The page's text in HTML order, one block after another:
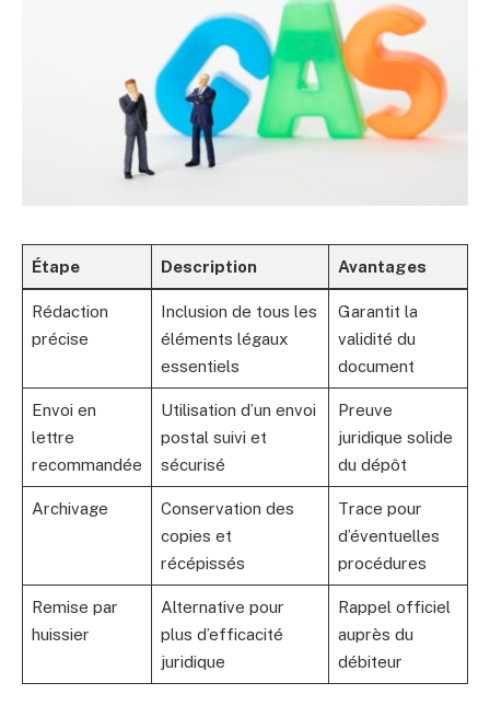
Étape Description Avantages
Rédaction
précise
Inclusion de tous les
éléments légaux
essentiels
Garantit la
validité du
document
Envoi en
lettre
recommandée
Utilisation d’un envoi
postal suivi et
sécurisé
Preuve
juridique solide
du dépôt
Archivage
Conservation des
copies et
récépissés
Trace pour
d’éventuelles
procédures
Remise par
huissier
Alternative pour
plus d’efficacité
juridique
Rappel officiel
auprès du
débiteur